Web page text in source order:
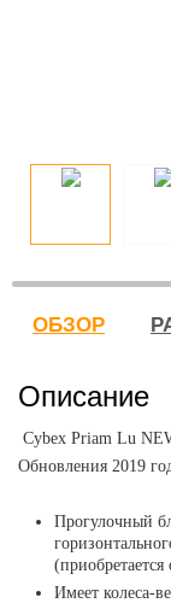
ОБЗОР
Описание
Cybex Priam Lu
Обновления 2019
Прогулочный
Имеет колеса-